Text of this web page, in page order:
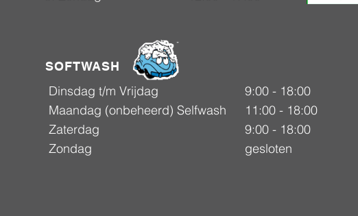
SOFTWASH
Dinsdag t/m Vrijdag
9:00 - 18:00
Maandag (onbeheerd) Selfwash
11:00 - 18:00
Zaterdag
9:00 - 18:00
Zondag
gesloten